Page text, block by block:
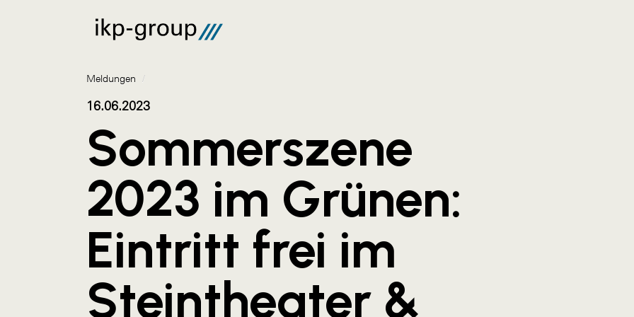
Meldungen /
16.06.2023
Sommerszene
2023 im Grünen:
Eintritt frei im
Steintheater &